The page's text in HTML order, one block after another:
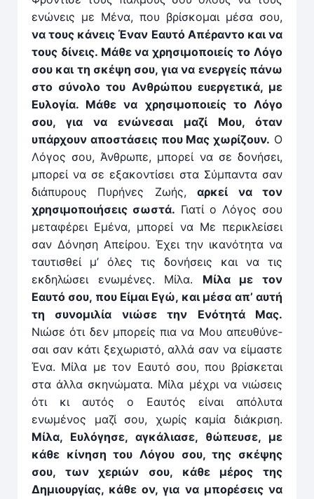
ενώνεις με Μένα, που βρίσκομαι μέσα σου,
να τους κάνεις Έναν Εαυτό Απέραντο και να
τους δίνεις. Μάθε να χρησιμοποιείς το Λόγο
σου και τη σκέψη σου, για να ενεργείς πάνω
στο σύνολο του Ανθρώπου ευεργετικά, με
Ευλογία. Μάθε να χρησιμοποιείς το Λόγο
σου, για να ενώνεσαι μαζί Μου, όταν
υπάρχουν αποστάσεις που Μας χωρίζουν. Ο
Λόγος σου, Άνθρωπε, μπορεί να σε δονήσει,
μπορεί να σε εξακοντίσει στα Σύμπαντα σαν
διάπυρους Πυρήνες Ζωής,αρκεί να τον
χρησιμοποιήσεις σωστά. Γιατί ο Λόγος σου
μεταφέρει Εμένα, μπορεί να Με περικλείσει
σαν Δόνηση Απείρου. Έχει την ικανότητα να
ταυτισθεί μ’ όλες τις δονήσεις και να τις
εκδηλώσει ενωμένες. Μίλα. Μίλα με τον
Εαυτό σου, που Είμαι Εγώ, και μέσα απ’ αυτή
τη συνομιλία νιώσε την Ενότητά Μας.
Νιώσε ότι δεν μπορείς πια να Μου απευθύνε­
σαι σαν κάτι ξεχωριστό, αλλά σαν να είμαστε
Ένα. Μίλα με τον Εαυτό σου, που βρίσκεται
στα άλλα σκηνώματα. Μίλα μέχρι να νιώσεις
ότι κι αυτός ο Εαυτός είναι απόλυτα
ενωμένος μαζί σου, χωρίς καμία διάκριση.
Μίλα, Ευλόγησε, αγκάλιασε, θώπευσε, με
κάθε κίνηση του Λόγου σου, της σκέψης
σου, των χεριών σου, κάθε μέρος της
Δημιουργίας, κάθε ον, για να μπορέσεις να